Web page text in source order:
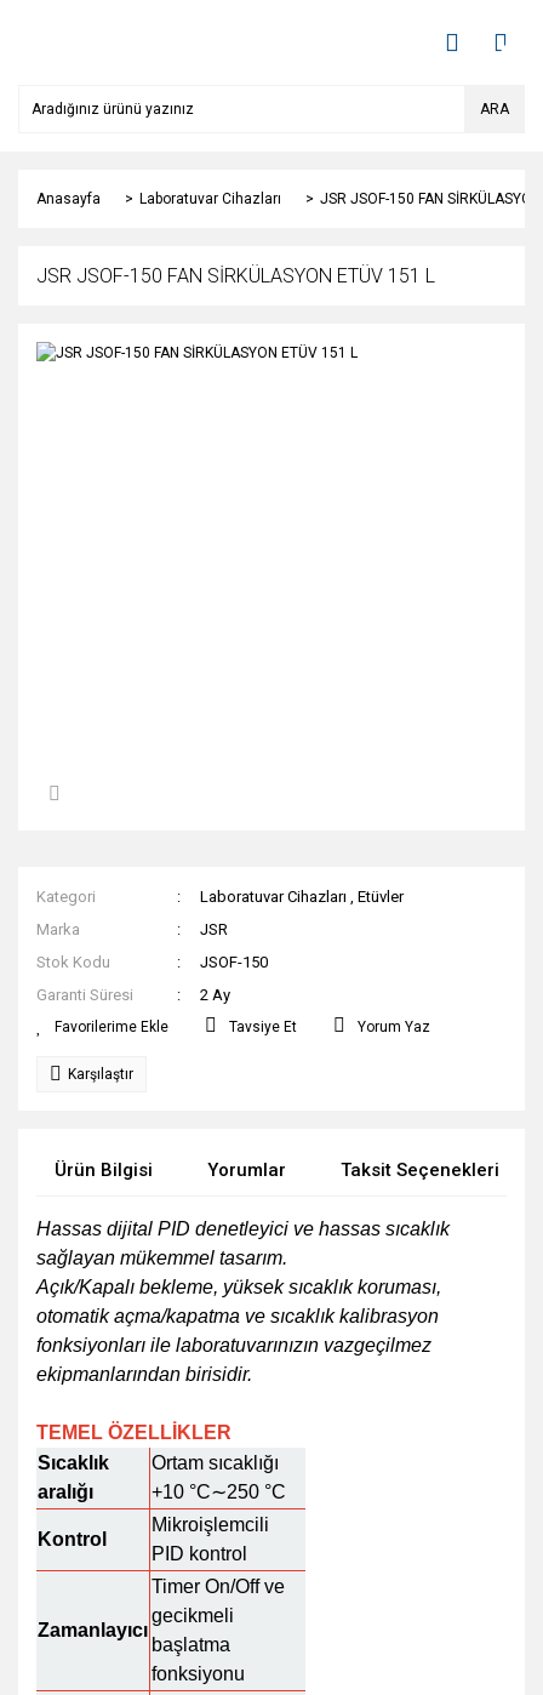
ARA
Anasayfa Laboratuvar Cihazları JSR JSOF-150 FAN
JSR JSOF-150 FAN SİRKÜLASYON ETÜV 151 L
Kategori Laboratuvar Cihazları ,Etüvler
Marka
JSR
Stok Kodu
JSOF-150
Garanti Süresi
2 Ay
Tavsiye Et Yorum Yaz
Karşılaştır
Ürün Bilgisi Yorumlar Taksit Seçenekleri
Hassas dijital PID denetleyici ve hassas sıcaklık
sağlayan mükemmel tasarım.
Açık/Kapalı bekleme, yüksek sıcaklık koruması,
otomatik açma/kapatma ve sıcaklık kalibrasyon
fonksiyonları ile laboratuvarınızın vazgeçilmez
ekipmanlarından birisidir.
TEMEL ÖZELLİKLER
Sıcaklık
aralığı
Ortam sıcaklığı
+10 °C∼250 °C
Kontrol
Mikroişlemcili
PID kontrol
Zamanlayıcı
Timer On/Off ve
gecikmeli
başlatma
fonksiyonu